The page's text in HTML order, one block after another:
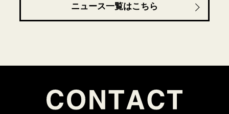
ニュース一覧はこちら